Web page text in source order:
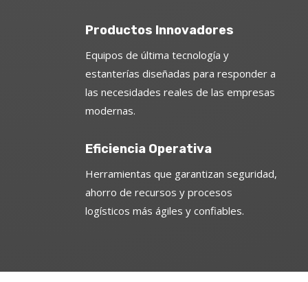
Productos Innovadores
Equipos de última tecnología y
estanterías diseñadas para responder a
las necesidades reales de las empresas
modernas.
Eficiencia Operativa
Herramientas que garantizan seguridad,
ahorro de recursos y procesos
logísticos más ágiles y confiables.